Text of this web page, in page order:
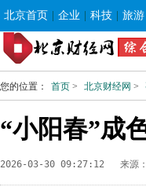
北京首页 企业 科技 旅游
您的位置： 首页 > 北京财经网 >
“小阳春”成
2026-03-30 09:27:12 来源：